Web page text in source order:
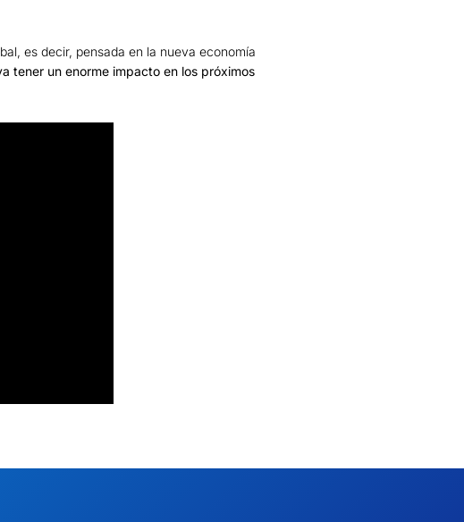
es decir, pensada en la nueva economía
tener un enorme impacto en los próximos